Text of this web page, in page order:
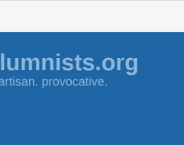
to
content